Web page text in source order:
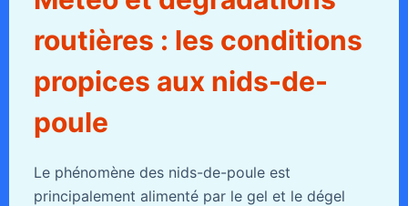
routières : les conditions
propices aux nids-de-
poule
Le phénomène des nids-de-poule est
principalement alimenté par le gel et le dégel